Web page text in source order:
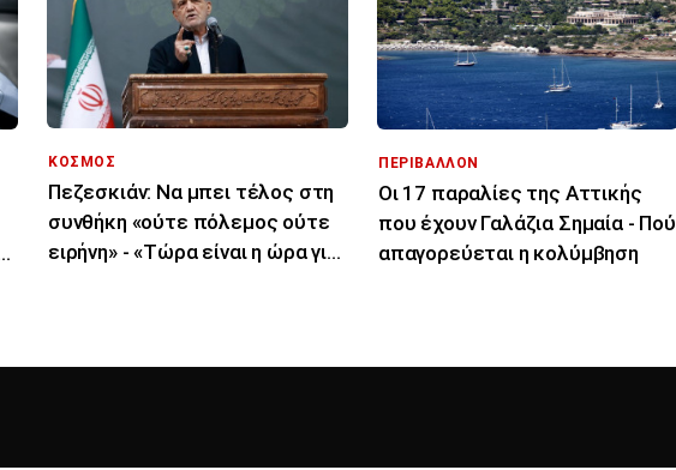
ΚΟΣΜΟΣ
Πεζεσκιάν: Να μπει τέλος στη
συνθήκη «ούτε πόλεμος ούτε
ειρήνη» - «Τώρα είναι η ώρα για
ΠΕΡΙΒΑΛΛΟΝ
Οι 17 παραλίες της Αττικής
που έχουν Γαλάζια Σημαία - Πού
απαγορεύεται η κολύμβηση